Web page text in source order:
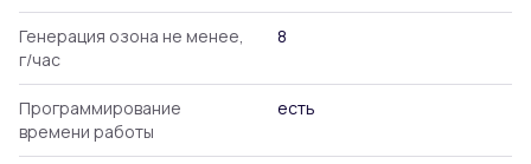
Генерация озона не менее,
г/час
8
Программирование
времени работы
есть